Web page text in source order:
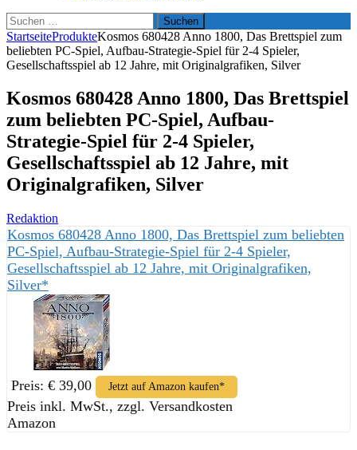
Suchen
nach:
StartseiteProdukteKosmos 680428 Anno 1800, Das Brettspiel zum
beliebten PC-Spiel, Aufbau-Strategie-Spiel für 2-4 Spieler,
Gesellschaftsspiel ab 12 Jahre, mit Originalgrafiken, Silver
Kosmos 680428 Anno 1800, Das Brettspiel
zum beliebten PC-Spiel, Aufbau-
Strategie-Spiel für 2-4 Spieler,
Gesellschaftsspiel ab 12 Jahre, mit
Originalgrafiken, Silver
Redaktion
Kosmos 680428 Anno 1800, Das Brettspiel zum beliebten
PC-Spiel, Aufbau-Strategie-Spiel für 2-4 Spieler,
Gesellschaftsspiel ab 12 Jahre, mit Originalgrafiken,
Silver*
Preis: € 39,00 Jetzt auf Amazon kaufen*
Preis inkl. MwSt., zzgl. Versandkosten
Amazon